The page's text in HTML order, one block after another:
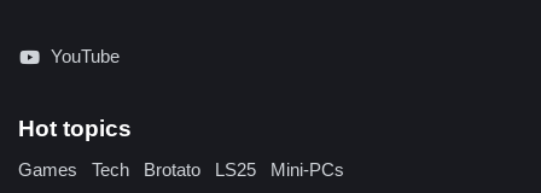
YouTube
Hot topics
Games Tech Brotato LS25 Mini-PCs